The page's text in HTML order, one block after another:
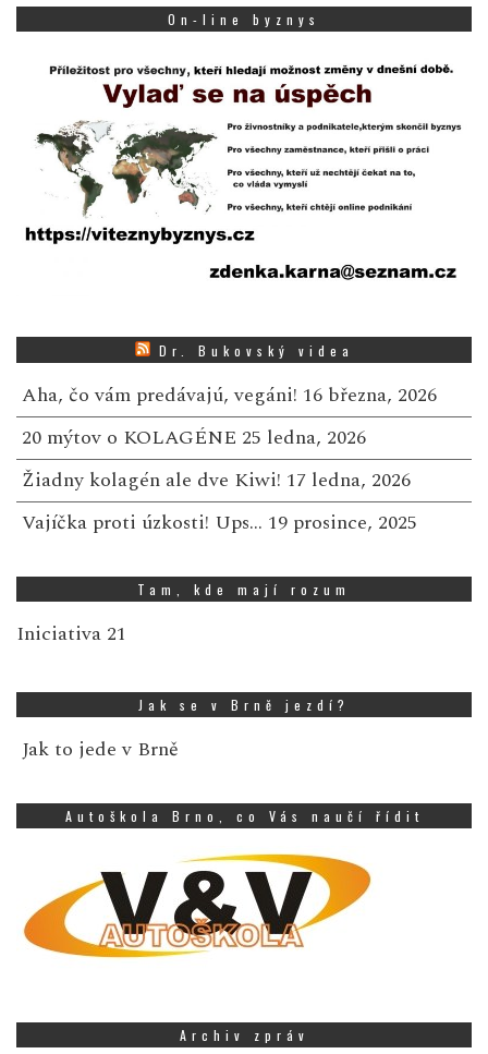
On-line byznys
Dr. Bukovský videa
Aha, čo vám predávajú, vegáni! 16 března, 2026
20 mýtov o KOLAGÉNE 25 ledna, 2026
Žiadny kolagén ale dve Kiwi! 17 ledna, 2026
Vajíčka proti úzkosti! Ups… 19 prosince, 2025
Tam, kde mají rozum
Iniciativa 21
Jak se v Brně jezdí?
Jak to jede v Brně
Autoškola Brno, co Vás naučí řídit
Archiv zpráv